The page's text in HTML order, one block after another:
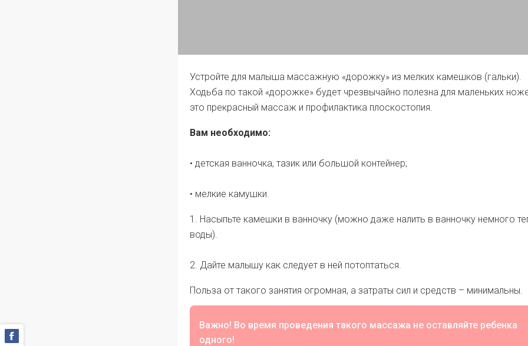
Устройте для малыша массажную «дорожку» из мелких камешков (гальки).
Ходьба по такой «дорожке» будет чрезвычайно полезна для маленьких
это прекрасный массаж и профилактика плоскостопия.
Вам необходимо:
• детская ванночка, тазик или большой контейнер;
• мелкие камушки.
1. Насыпьте камешки в ванночку (можно даже налить в ванночку немного
воды).
2. Дайте малышу как следует в ней потоптаться.
Польза от такого занятия огромная, а затраты сил и средств – минимальны.
Важно! Во время проведения такого массажа не оставляйте ребенка
одного!